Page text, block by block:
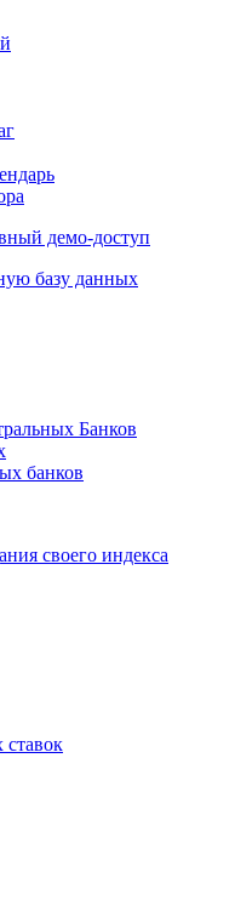
демо-доступ
базу данных
Банков
банков
своего индекса